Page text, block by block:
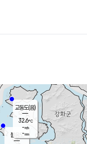
볼음도
교동도(음)
32.6℃
-m/s
-mm